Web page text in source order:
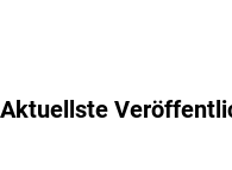
Aktuellste